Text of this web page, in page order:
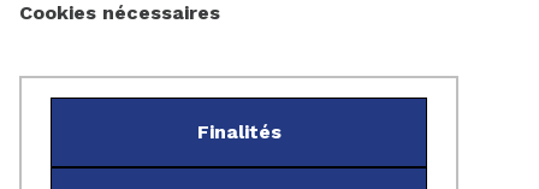
Cookies nécessaires
Finalités